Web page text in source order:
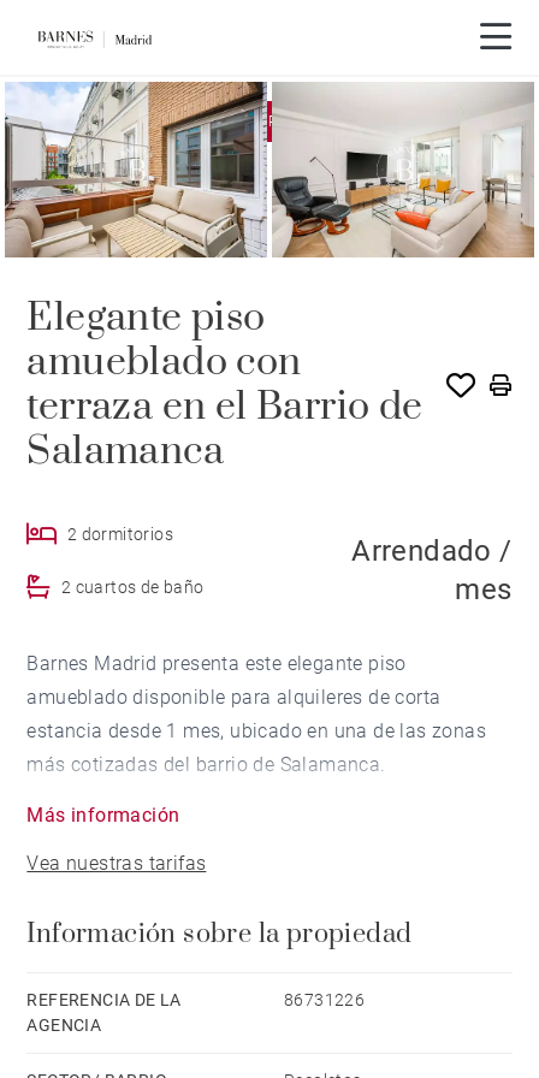
EXCLUSIVIDAD ALQUILADO POR BARNES
Elegante piso
amueblado con
terraza en el Barrio de
Salamanca
2 dormitorios
2 cuartos de baño
Arrendado /
mes
Barnes Madrid presenta este elegante piso
amueblado disponible para alquileres de corta
estancia desde 1 mes, ubicado en una de las zonas
más cotizadas del barrio de Salamanca.
de alta calidad y mobiliario contemporáneo, ofrece
un amplio salón con acceso a una agradable terraza
al aire libre. La zona de comedor independiente
conecta con una cocina moderna totalmente
equipada con electrodomésticos integrados de alta
Más información
Vea nuestras tarifas
Información sobre la propiedad
REFERENCIA DE LA
AGENCIA
86731226